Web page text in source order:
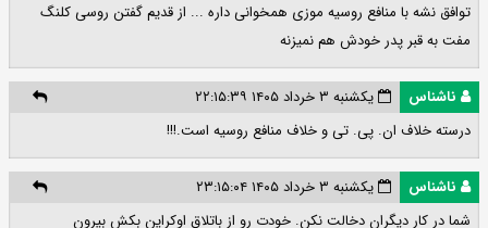
توافق نشه با منافع روسیه موزی همخوانی داره ... از قدیم گفتن روسی کلنگ
مفت به قبر پدر خودش هم نمیزنه
ناشناس
یکشنبه ۳ خرداد ۱۴۰۵ ۲۲:۱۵:۳۹
درسته خلاف ان. پی. تی و خلاف منافع روسیه است.!!!
ناشناس
یکشنبه ۳ خرداد ۱۴۰۵ ۲۳:۱۵:۰۴
شما در کار دیگران دخالت نکن. خودت رو از باتلاق اوکراین بکش بیرون